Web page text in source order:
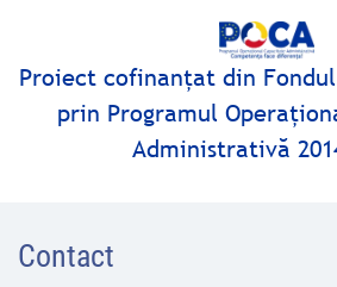
Proiect cofinanţat din
prin Programul
Administrativă
Contact